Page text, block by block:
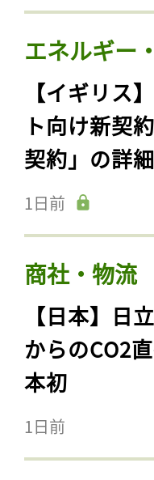
エネルギー
【イギリス
ト向け新契
契約」の詳
1日前
商社・物流
【日本】日
からのCO2
本初
1日前